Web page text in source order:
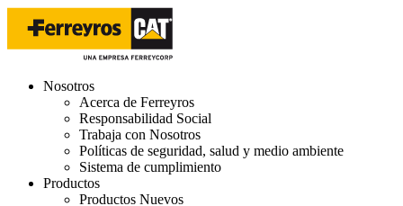
Nosotros
Acerca de Ferreyros
Responsabilidad Social
Trabaja con Nosotros
Políticas de seguridad, salud y medio ambiente
Sistema de cumplimiento
Productos
Productos Nuevos